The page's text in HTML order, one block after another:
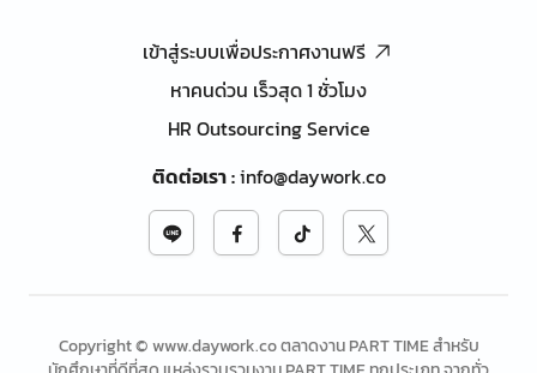
เข้าสู่ระบบเพื่อประกาศงานฟรี
หาคนด่วน เร็วสุด 1 ชั่วโมง
HR Outsourcing Service
ติดต่อเรา:info@daywork.co
Copyright © www.daywork.co ตลาดงาน PART TIME สำหรับ